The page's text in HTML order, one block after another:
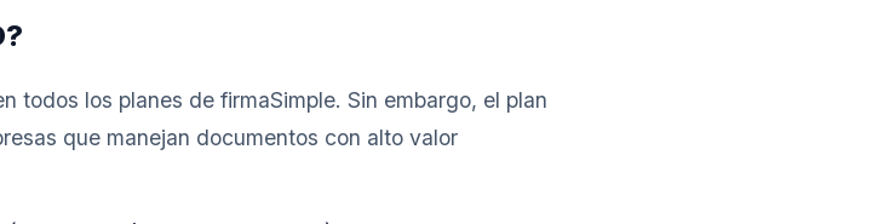
todos los planes de firmaSimple. Sin embargo, el plan
que manejan documentos con alto valor